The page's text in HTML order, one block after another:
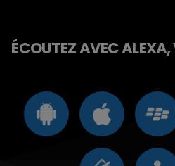
ÉCOUTEZ AVEC ALEXA,